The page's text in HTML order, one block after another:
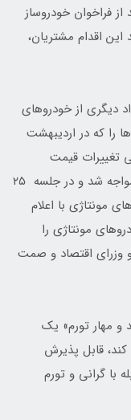
فراخوان خودروساز
این اقدام مشتریان،
دیگری از خودروهای
را که در اردیبهشت
تغییرات قیمت
خودروهای مونتاژی با واکنش رئیس جمهور مواجه شد و در جلسه ۲۵
مونتاژی با اعلام
مونتاژی را
وزرای اقتصاد و صمت
و مهار تورم» یک
قابل پذیرش
با گرانی و تورم